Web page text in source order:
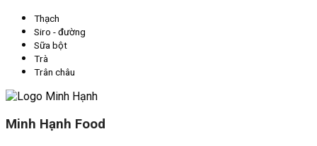
Thạch
Siro - đường
Sữa bột
Trà
Trân châu
Minh Hạnh Food